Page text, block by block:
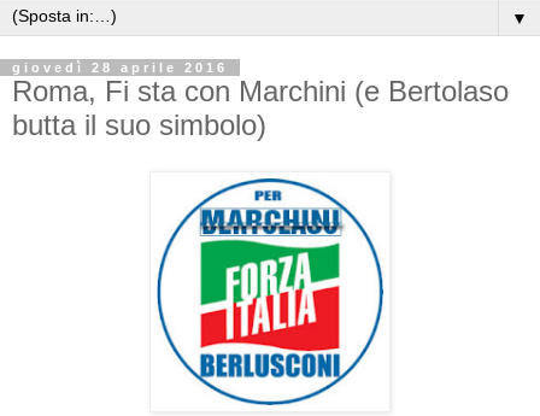
▼
giovedì 28 aprile 2016
Roma, Fi sta con Marchini (e Bertolaso
butta il suo simbolo)